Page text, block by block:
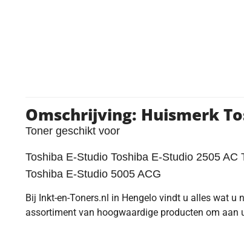
Omschrijving: Huismerk
Toner geschikt voor
Toshiba E-Studio Toshiba E-Studio 2505
Toshiba E-Studio 5005 ACG
Bij Inkt-en-Toners.nl in Hengelo vindt u alles wat
assortiment van hoogwaardige producten om aan